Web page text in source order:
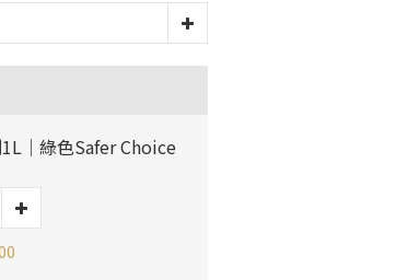
｜綠色Safer Choice